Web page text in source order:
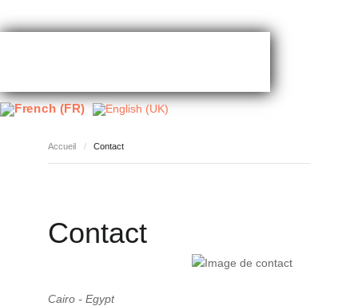
Accueil / Contact
Contact
Cairo - Egypt